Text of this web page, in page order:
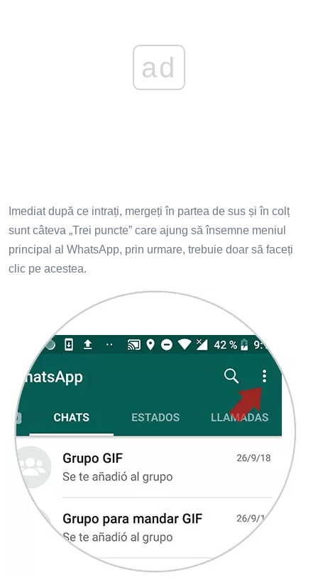
ad
Imediat după ce intrați, mergeți în partea de sus și în colț
sunt câteva „Trei puncte” care ajung să însemne meniul
principal al WhatsApp, prin urmare, trebuie doar să faceți
clic pe acestea.